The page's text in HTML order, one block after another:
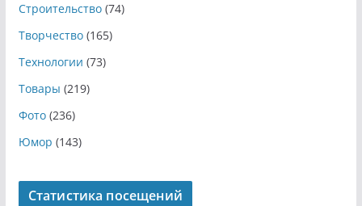
Строительство(74)
Творчество(165)
Технологии (73)
Товары (219)
Фото(236)
Юмор (143)
Статистика посещений